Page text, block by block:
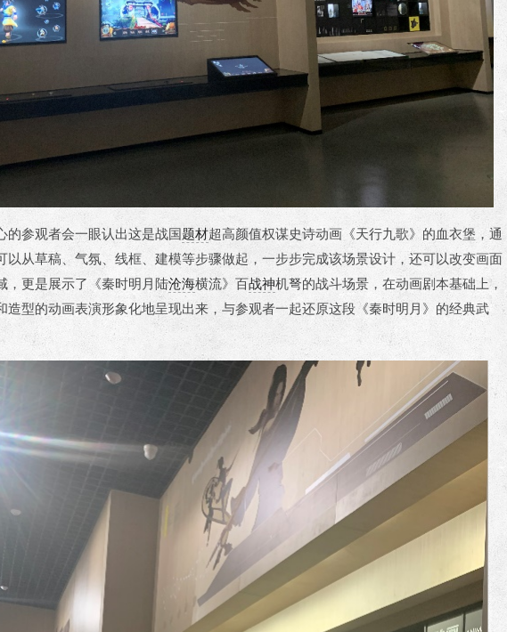
的参观者会一眼认出这是战国题材超高颜值权谋史诗动画《天行九歌》的血衣堡，通
以从草稿、气氛、线框、建模等步骤做起，一步步完成该场景设计，还可以改变画面
，更是展示了《秦时明月陆沧海横流》百战神机弩的战斗场景，在动画剧本基础上，
造型的动画表演形象化地呈现出来，与参观者一起还原这段《秦时明月》的经典武